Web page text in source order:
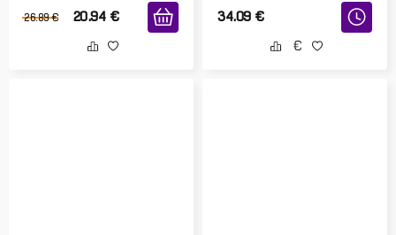
26.89 € 20.94 € 34.09 €